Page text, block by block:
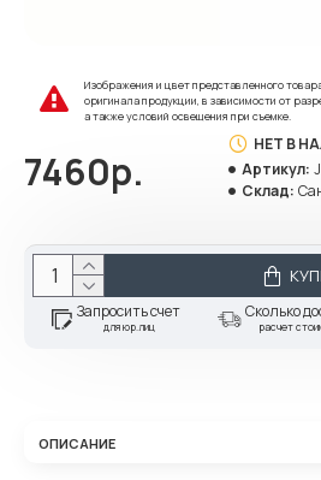
Изображения и цвет представленного
оригинала продукции, в зависимости от
а также условий освещения при съемке.
7460р.
НЕТ В
Артикул:
Склад:
Запросить счет
для юр.лиц
Сколько
расчет
ОПИСАНИЕ